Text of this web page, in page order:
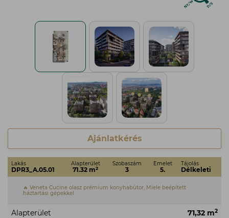
Ajánlatkérés
Lakás
DPR3_A.05.01
Alapterület
71.32 m2
Szobaszám
3
Emelet
5.
Tájolás
Délkeleti
🔥 Veneta Cucine olasz prémium konyhabútor, Miele beépített
háztartási gépekkel
Alapterület 71,32 m2